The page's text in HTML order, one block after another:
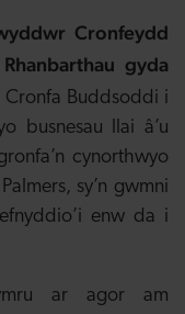
Cronfeydd
gyda
Cronfa Buddsoddi i
busnesau llai â’u
cynorthwyo
sy’n gwmni
enw da i
ar agor am